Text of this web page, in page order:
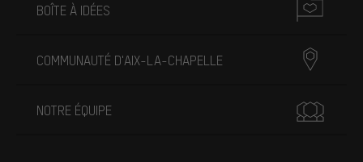
BOÎTE À IDÉES
COMMUNAUTÉ D'AIX-LA-CHAPELLE
NOTRE ÉQUIPE